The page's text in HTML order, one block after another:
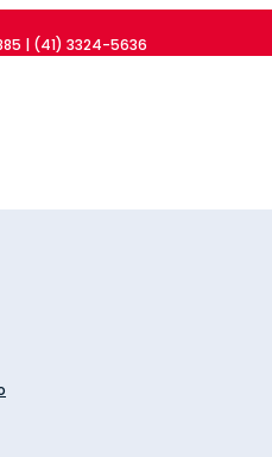
| (41) 3324-5636